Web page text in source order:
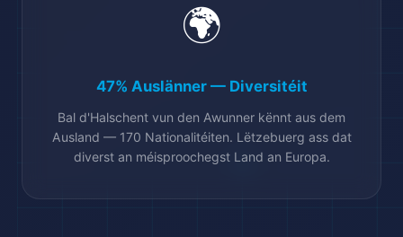
🛫
🌍
47% Auslänner — Diversitéit
Bal d'Halschent vun den Awunner kënnt aus dem
Ausland — 170 Nationalitéiten. Lëtzebuerg ass dat
diverst an méisproochegst Land an Europa.